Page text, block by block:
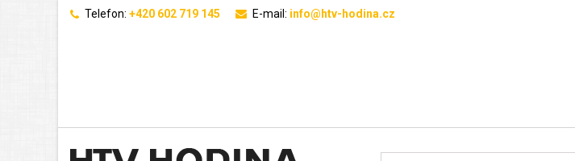
Telefon: +420 602 719 145 E-mail: info@htv-hodina.cz